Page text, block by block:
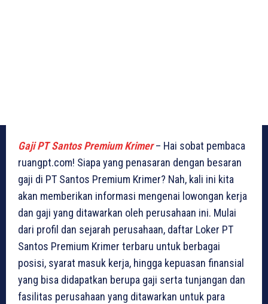
Gaji PT Santos Premium Krimer– Hai sobat pembaca
ruangpt.com! Siapa yang penasaran dengan besaran
gaji di PT Santos Premium Krimer? Nah, kali ini kita
akan memberikan informasi mengenai lowongan kerja
dan gaji yang ditawarkan oleh perusahaan ini. Mulai
dari profil dan sejarah perusahaan, daftar Loker PT
Santos Premium Krimer terbaru untuk berbagai
posisi, syarat masuk kerja, hingga kepuasan finansial
yang bisa didapatkan berupa gaji serta tunjangan dan
fasilitas perusahaan yang ditawarkan untuk para